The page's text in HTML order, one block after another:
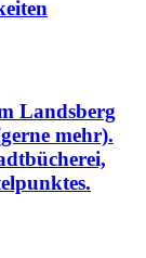
Landsberg
mehr).